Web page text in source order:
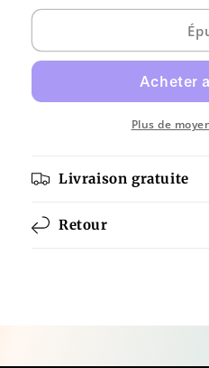
quantité
Schienenbox
quantité
Plus de
Livraison gratuite
Retour